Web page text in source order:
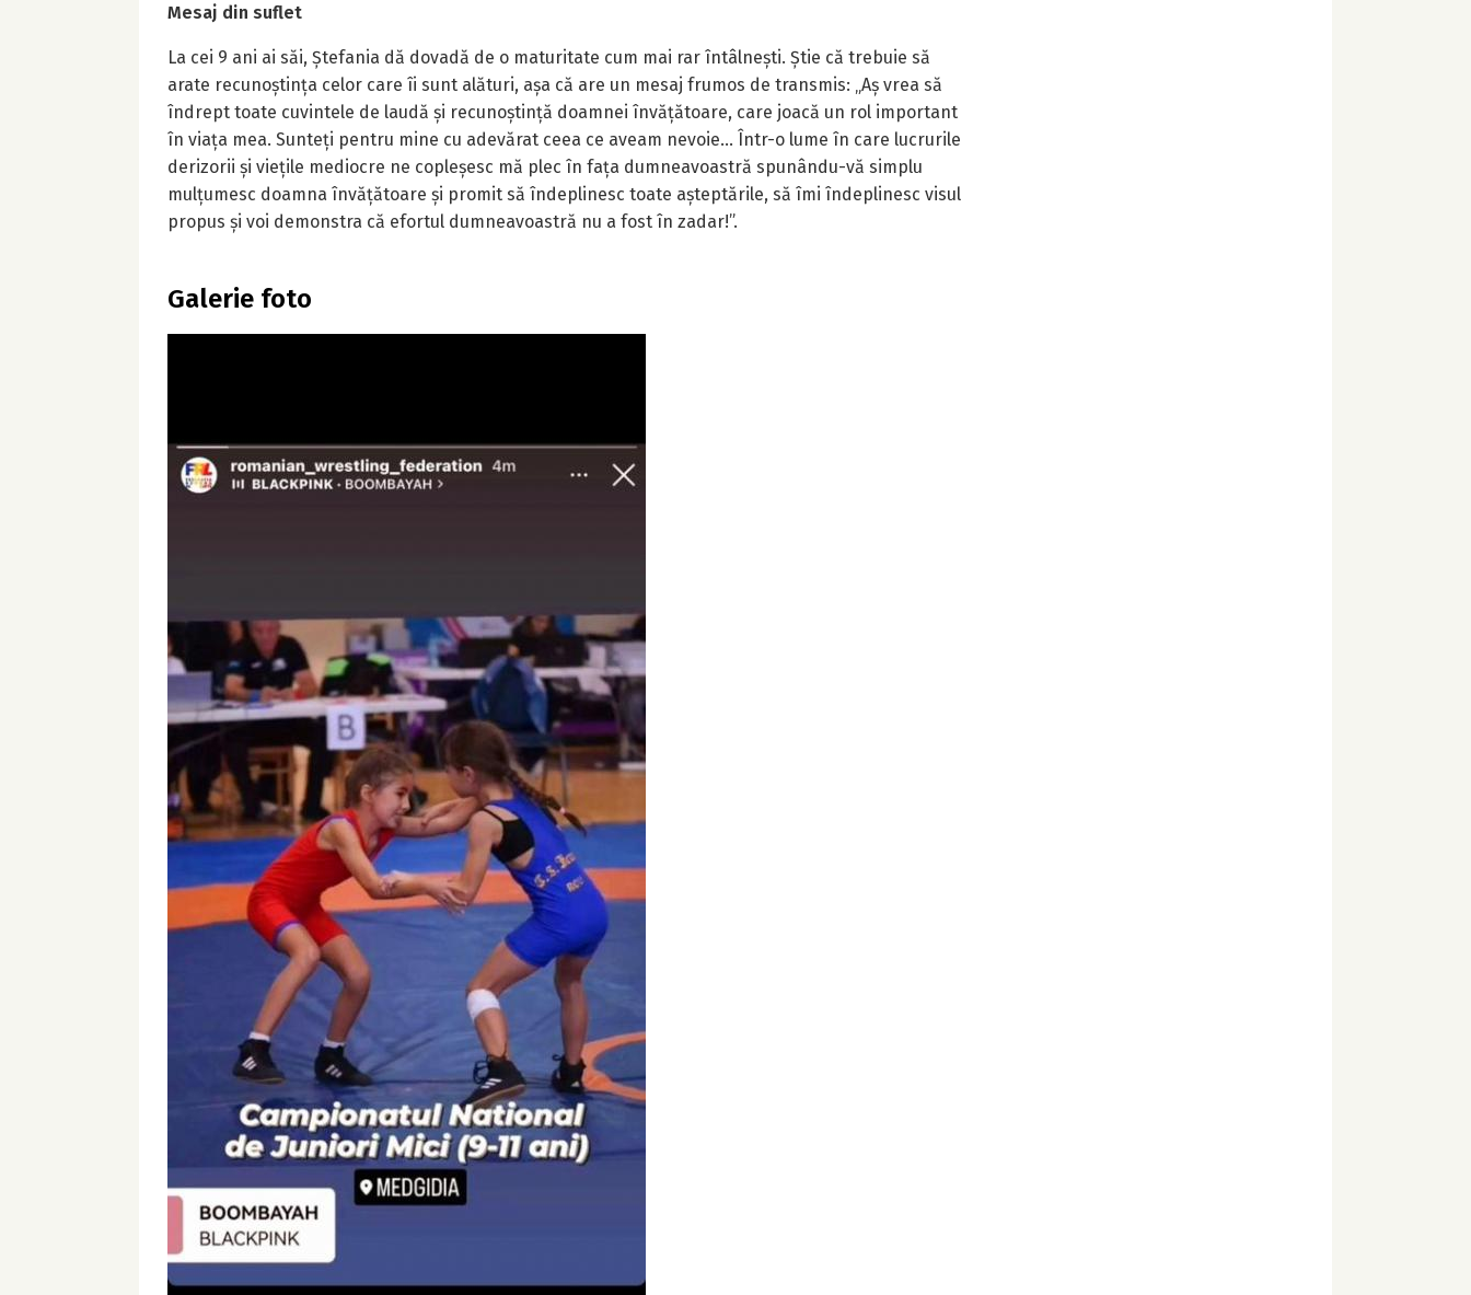
Mesaj din suflet
La cei 9 ani ai săi, Ștefania dă dovadă de o maturitate cum mai rar întâlnești. Știe că trebuie să
arate recunoștința celor care îi sunt alături, așa că are un mesaj frumos de transmis: „Aș vrea să
îndrept toate cuvintele de laudă și recunoștință doamnei învățătoare, care joacă un rol important
în viața mea. Sunteți pentru mine cu adevărat ceea ce aveam nevoie... Într-o lume în care lucrurile
derizorii și viețile mediocre ne copleșesc mă plec în fața dumneavoastră spunându-vă simplu
mulțumesc doamna învățătoare și promit să îndeplinesc toate așteptările, să îmi îndeplinesc visul
propus și voi demonstra că efortul dumneavoastră nu a fost în zadar!”.
Galerie foto